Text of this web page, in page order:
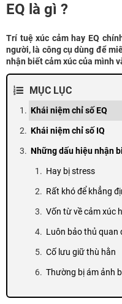
EQ là gì ?
Trí tuệ xúc cảm hay EQ
người, là công cụ dùng để
nhận biết cảm xúc của mình
MỤC LỤC
Khái niệm chỉ số EQ
Khái niệm chỉ số IQ
Những dấu hiệu nhận
Hay bị stress
Rất khó để khẳng
Vốn từ về cảm xúc
Luôn bảo thủ quan
Cố lưu giữ thù hằn
Thường bị ám ảnh